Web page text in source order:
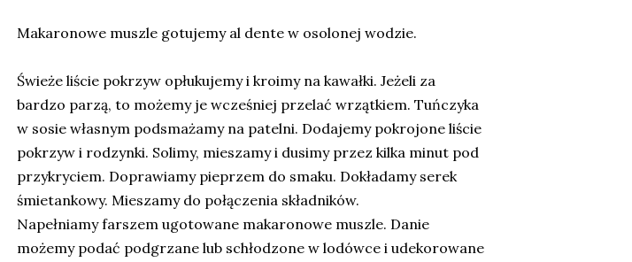
Makaronowe muszle gotujemy al dente w osolonej wodzie.
Świeże liście pokrzyw opłukujemy i kroimy na kawałki. Jeżeli za
bardzo parzą, to możemy je wcześniej przelać wrzątkiem. Tuńczyka
w sosie własnym podsmażamy na patelni. Dodajemy pokrojone liście
pokrzyw i rodzynki. Solimy, mieszamy i dusimy przez kilka minut pod
przykryciem. Doprawiamy pieprzem do smaku. Dokładamy serek
śmietankowy. Mieszamy do połączenia składników.
Napełniamy farszem ugotowane makaronowe muszle. Danie
możemy podać podgrzane lub schłodzone w lodówce i udekorowane